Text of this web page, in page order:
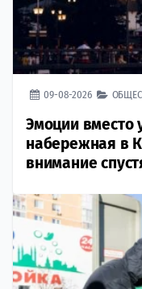
09-08-2026
Эмоции вместо
набережная в
внимание